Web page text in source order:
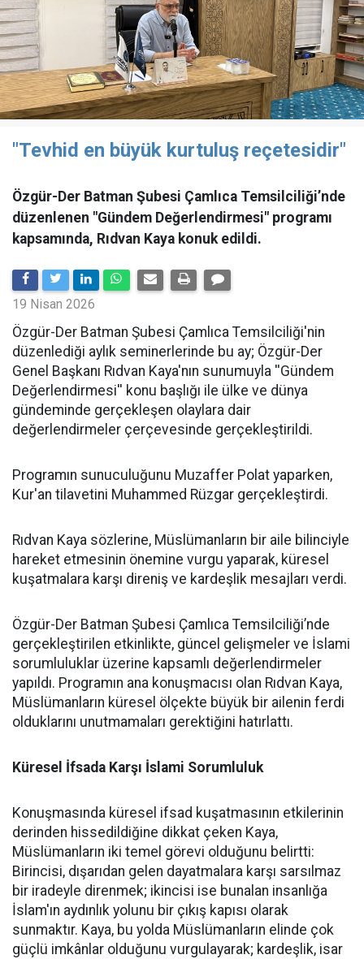
"Tevhid en büyük kurtuluş reçetesidir"
Özgür-Der Batman Şubesi Çamlıca Temsilciliği’nde
düzenlenen "Gündem Değerlendirmesi" programı
kapsamında, Rıdvan Kaya konuk edildi.
19 Nisan 2026
​Özgür-Der Batman Şubesi Çamlıca Temsilciliği'nin
düzenlediği aylık seminerlerinde bu ay; Özgür-Der
Genel Başkanı Rıdvan Kaya'nın sunumuyla ''Gündem
Değerlendirmesi'' konu başlığı ile ülke ve dünya
gündeminde gerçekleşen olaylara dair
değerlendirmeler çerçevesinde gerçekleştirildi.
Programın sunuculuğunu Muzaffer Polat yaparken,
Kur'an tilavetini Muhammed Rüzgar gerçekleştirdi.
Rıdvan Kaya sözlerine, Müslümanların bir aile bilinciyle
hareket etmesinin önemine vurgu yaparak, küresel
kuşatmalara karşı direniş ve kardeşlik mesajları verdi.
Özgür-Der Batman Şubesi Çamlıca Temsilciliği’nde
gerçekleştirilen etkinlikte, güncel gelişmeler ve İslami
sorumluluklar üzerine kapsamlı değerlendirmeler
yapıldı. Programın ana konuşmacısı olan Rıdvan Kaya,
Müslümanların küresel ölçekte büyük bir ailenin ferdi
olduklarını unutmamaları gerektiğini hatırlattı.
Küresel İfsada Karşı İslami Sorumluluk
Konuşmasında küresel ifsad kuşatmasının etkilerinin
derinden hissedildiğine dikkat çeken Kaya,
Müslümanların iki temel görevi olduğunu belirtti:
Birincisi, dışarıdan gelen dayatmalara karşı sarsılmaz
bir iradeyle direnmek; ikincisi ise bunalan insanlığa
İslam'ın aydınlık yolunu bir çıkış kapısı olarak
sunmaktır. Kaya, bu yolda Müslümanların elinde çok
güçlü imkânlar olduğunu vurgulayarak; kardeşlik, isar